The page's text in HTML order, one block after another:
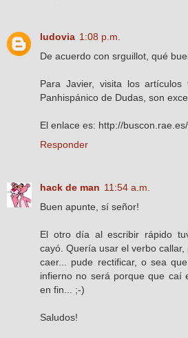
ludovia 1:08 p.m.
De acuerdo con srguillot, qué
Para Javier, visita los artículos
Panhispánico de Dudas, son
El enlace es: http://
Responder
hack de man 11:54 a.m.
Buen apunte, sí señor!
El otro día al escribir rápido
cayó. Quería usar el verbo
caer... pude rectificar, o sea
infierno no será porque que caí
en fin... ;-)
Saludos!